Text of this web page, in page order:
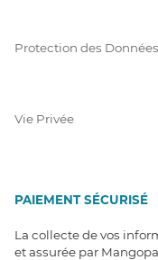
Protection des Données
Vie Privée
PAIEMENT SÉCURISÉ
La collecte de vos
et assurée par